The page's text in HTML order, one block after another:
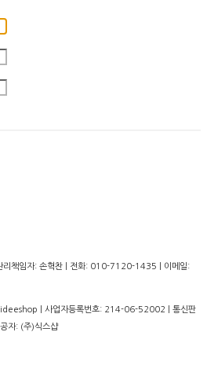
리책임자: 손혁찬 | 전화: 010-7120-1435 | 이메일:
| 사업자등록번호: 214-06-52002 | 통신판
자: (주)식스샵